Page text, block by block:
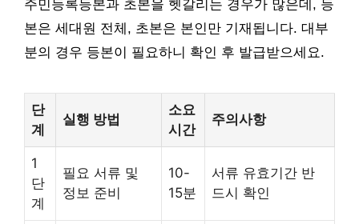
주민등록등본과 초본을 헷갈리는 경우가 많은데, 등
본은 세대원 전체, 초본은 본인만 기재됩니다. 대부
분의 경우 등본이 필요하니 확인 후 발급받으세요.
단
계
실행 방법
소요
시간
주의사항
1
단
계
필요 서류 및
정보 준비
10-
15분
서류 유효기간 반
드시 확인